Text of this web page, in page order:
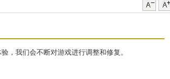
，我们会不断对游戏进行调整和修复。